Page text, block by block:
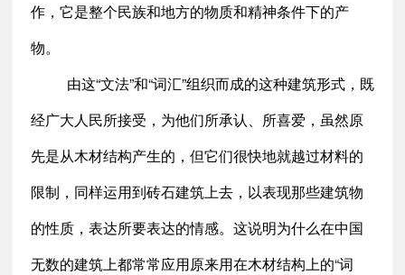
作，它是整个民族和地方的物质和精神条件下的产
物。
由这“文法”和“词汇”组织而成的这种建筑形式，既
经广大人民所接受，为他们所承认、所喜爱，虽然原
先是从木材结构产生的，但它们很快地就越过材料的
限制，同样运用到砖石建筑上去，以表现那些建筑物
的性质，表达所要表达的情感。这说明为什么在中国
无数的建筑上都常常应用原来用在木材结构上的“词